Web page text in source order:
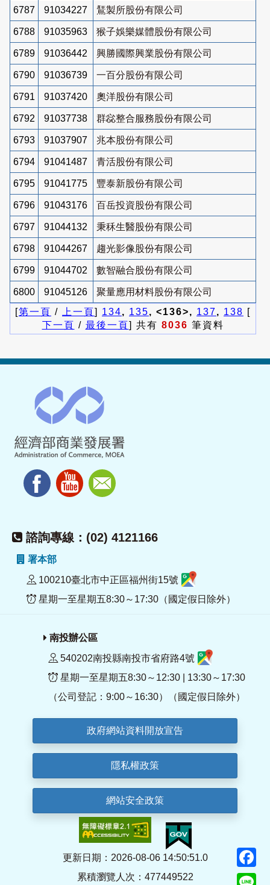
6787 91034227 鵟製所股份有限公司
6788 91035963 猴子娛樂媒體股份有限公司
6789 91036442 興勝國際興業股份有限公司
6790 91036739 一百分股份有限公司
6791 91037420 奧洋股份有限公司
6792 91037738 群惢整合服務股份有限公司
6793 91037907 兆本股份有限公司
6794 91041487 青活股份有限公司
6795 91041775 豐泰新股份有限公司
6796 91043176 百岳投資股份有限公司
6797 91044132 秉秝生醫股份有限公司
6798 91044267 趨光影像股份有限公司
6799 91044702 數智融合股份有限公司
6800 91045126
聚量應用材料股份有限公司
[第一頁 / 上一頁] 134, 135, <136>, 137, 138 [
下一頁 / 最後一頁] 共有 8036 筆資料
諮詢專線：(02) 4121166
署本部
100210臺北市中正區福州街15號
星期一至星期五8:30～17:30（國定假日除外）
南投辦公區
540202南投縣南投市省府路4號
星期一至星期五8:30～12:30 | 13:30～17:30
（公司登記：9:00～16:30）（國定假日除外）
政府網站資料開放宣告
隱私權政策
網站安全政策
更新日期：2026-08-06 14:50:51.0
累積瀏覽人次：477449522